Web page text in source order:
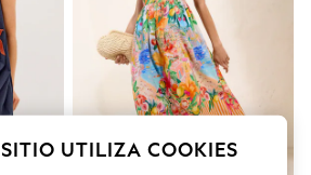
UTILIZA COOKIES